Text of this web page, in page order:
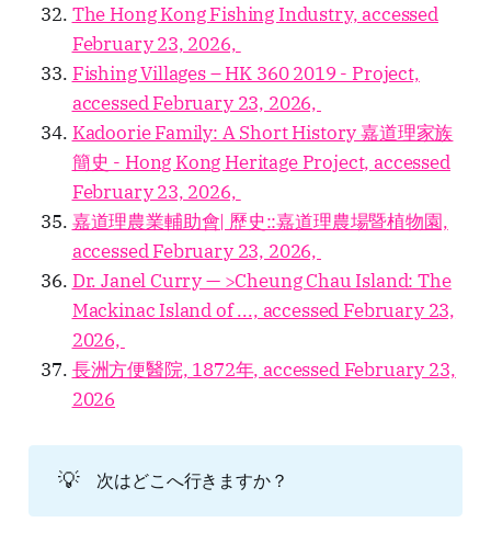
The Hong Kong Fishing Industry, accessed
February 23, 2026,
Fishing Villages – HK 360 2019 - Project,
accessed February 23, 2026,
Kadoorie Family: A Short History 嘉道理家族
簡史 - Hong Kong Heritage Project, accessed
February 23, 2026,
嘉道理農業輔助會| 歷史::嘉道理農場暨植物園,
accessed February 23, 2026,
Dr. Janel Curry — >Cheung Chau Island: The
Mackinac Island of ..., accessed February 23,
2026,
長洲方便醫院, 1872年, accessed February 23,
2026
💡 次はどこへ行きますか？